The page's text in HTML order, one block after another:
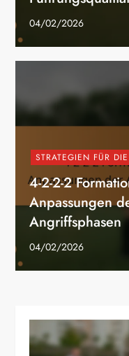
04/02/2026
STRATEGIEN FÜR
4-2-2-2
Anpassungen
Angriffsphasen
04/02/2026